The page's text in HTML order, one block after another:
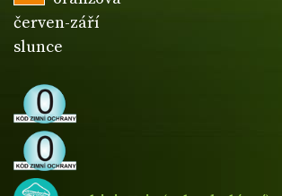
červen-září
slunce